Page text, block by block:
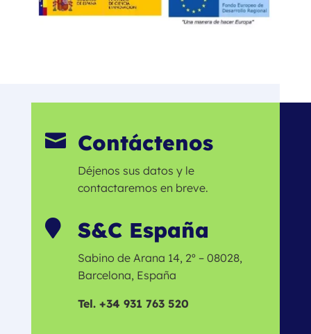
 Contáctenos
Déjenos sus datos y le
contactaremos en breve.
 S&C España
Sabino de Arana 14, 2º – 08028,
Barcelona, España
Tel. +34 931 763 520